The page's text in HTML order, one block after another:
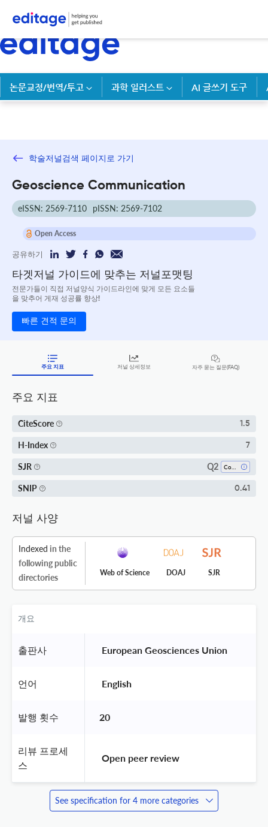
논문교정/번역/투고 과학 일러스트 AI 글쓰기 도구
학술저널검색 페이지로 가기
Geoscience Communication
eISSN: 2569-7110 pISSN: 2569-7102
Open Access
공유하기
타겟저널 가이드에 맞추는 저널포맷팅
전문가들이 직접 저널양식 가이드라인에 맞게 모든 요소들
을 맞추어 게재 성공률 향상!
빠른 견적 문의
주요 지표 저널 상세정보 자주 묻는 질문(FAQ)
주요 지표
CiteScore 1.5
H-Index 7
SJR Q2
SNIP 0.41
저널 사양
Indexed in the
following public
directories
Web of Science DOAJ SJR
개요
출판사 European Geosciences Union
언어 English
발행 횟수 20
리뷰 프로세
스
Open peer review
See specification for 4 more categories